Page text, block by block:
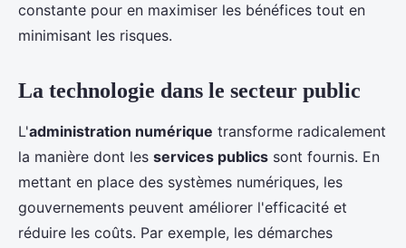
constante pour en maximiser les bénéfices tout en
minimisant les risques.
La technologie dans le secteur public
L'administration numérique transforme radicalement
la manière dont les services publics sont fournis. En
mettant en place des systèmes numériques, les
gouvernements peuvent améliorer l'efficacité et
réduire les coûts. Par exemple, les démarches